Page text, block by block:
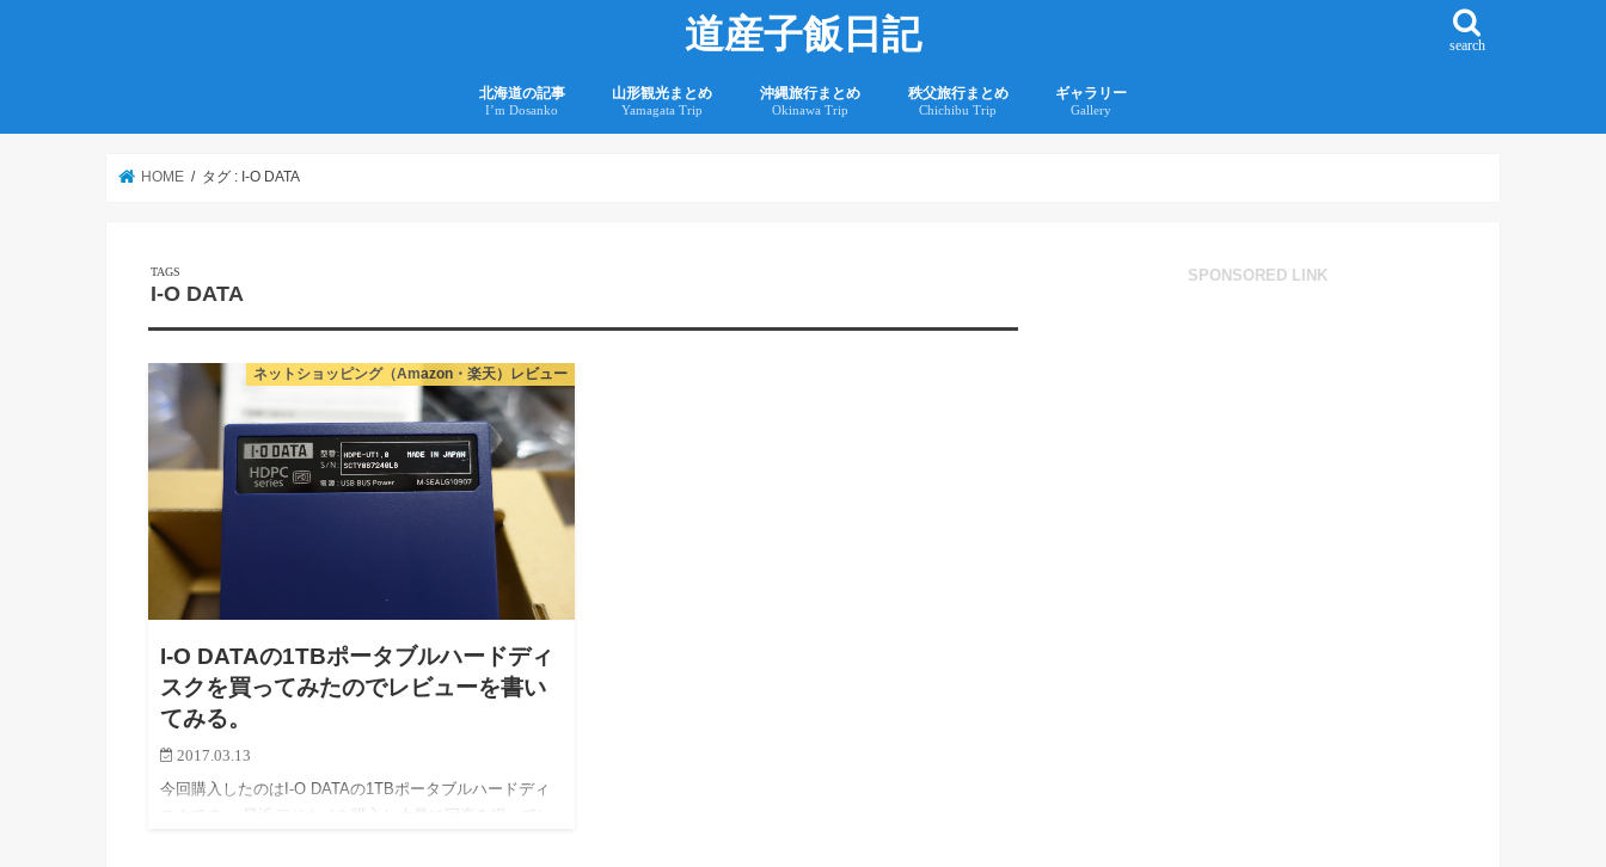
道産子飯日記 search
北海道の記事
I’m Dosanko
山形観光まとめ
Yamagata Trip
沖縄旅行まとめ
Okinawa Trip
秩父旅行まとめ
Chichibu Trip
ギャラリー
Gallery
HOME タグ : I-O DATA
I-O DATA
ネットショッピング（Amazon・楽天）レビュー
I-O DATAの1TBポータブルハードディ
スクを買ってみたのでレビューを書い
てみる。
2017.03.13
今回購入したのはI-O DATAの1TBポータブルハードディ
スクです。 最近デジカメを購入し大量に写真を撮ってい
SPONSORED LINK